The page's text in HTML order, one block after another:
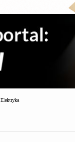
Elektryka